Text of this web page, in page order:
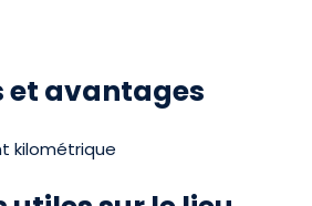
et avantages
kilométrique